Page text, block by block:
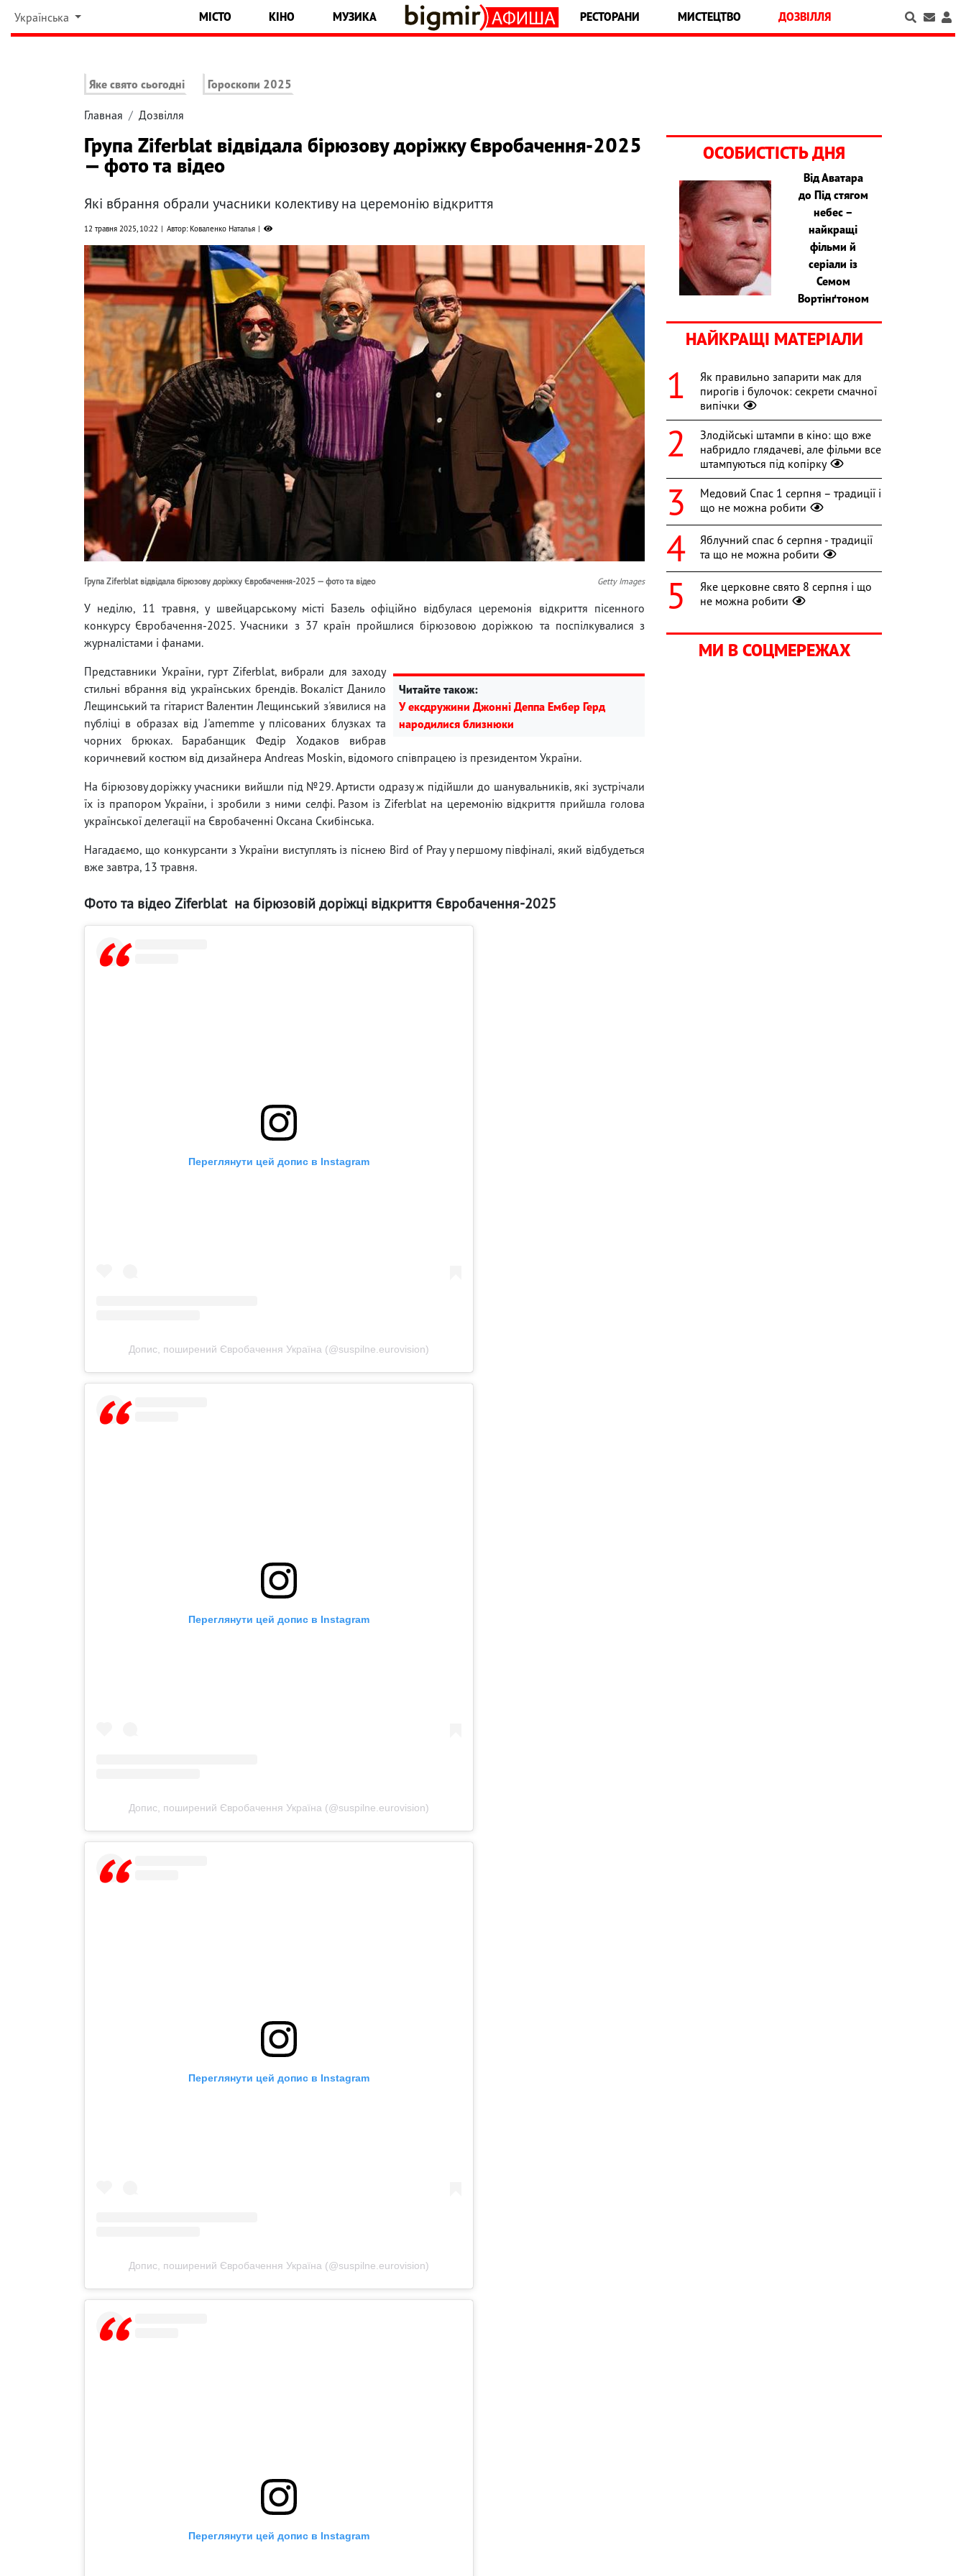
Українська МІСТО КІНО МУЗИКА РЕСТОРАНИ МИСТЕЦТВО ДОЗВІЛЛЯ
Яке свято сьогодні Гороскопи 2025
Главная Дозвілля
Група Ziferblat відвідала бірюзову доріжку Євробачення-2025
— фото та відео
Які вбрання обрали учасники колективу на церемонію відкриття
12 травня 2025, 10:22 Автор: Коваленко Наталья
Група Ziferblat відвідала бірюзову доріжку Євробачення-2025 — фото та відео Getty Images
У неділю, 11 травня, у швейцарському місті Базель офіційно відбулася церемонія відкриття пісенного
конкурсу Євробачення-2025. Учасники з 37 країн пройшлися бірюзовою доріжкою та поспілкувалися з
журналістами і фанами.
Читайте також:
У ексдружини Джонні Деппа Ембер Герд
народилися близнюки
Представники України, гурт Ziferblat, вибрали для заходу
стильні вбрання від українських брендів. Вокаліст Данило
Лещинський та гітарист Валентин Лещинський з'явилися на
публіці в образах від J'amemme у плісованих блузках та
чорних брюках. Барабанщик Федір Ходаков вибрав
коричневий костюм від дизайнера Andreas Moskin, відомого співпрацею із президентом України.
На бірюзову доріжку учасники вийшли під №29. Артисти одразу ж підійшли до шанувальників, які зустрічали
їх із прапором України, і зробили з ними селфі. Разом із Ziferblat на церемонію відкриття прийшла голова
української делегації на Євробаченні Оксана Скибінська.
Нагадаємо, що конкурсанти з України виступлять із піснею Bird of Pray у першому півфіналі, який відбудеться
вже завтра, 13 травня.
Фото та відео Ziferblat на бірюзовій доріжці відкриття Євробачення-2025
Переглянути цей допис в Instagram
Допис, поширений Євробачення Україна (@suspilne.eurovision)
Переглянути цей допис в Instagram
Допис, поширений Євробачення Україна (@suspilne.eurovision)
Переглянути цей допис в Instagram
Допис, поширений Євробачення Україна (@suspilne.eurovision)
Переглянути цей допис в Instagram
ОСОБИСТІСТЬ ДНЯ
Від Аватара
до Під стягом
небес –
найкращі
фільми й
серіали із
Семом
Вортінґтоном
НАЙКРАЩІ МАТЕРІАЛИ
Як правильно запарити мак для
пирогів і булочок: секрети смачної
випічки
Злодійські штампи в кіно: що вже
набридло глядачеві, але фільми все
штампуються під копірку
Медовий Спас 1 серпня – традиції і
що не можна робити
Яблучний спас 6 серпня - традиції
та що не можна робити
Яке церковне свято 8 серпня і що
не можна робити
МИ В СОЦМЕРЕЖАХ